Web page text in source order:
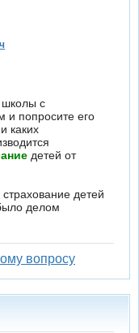
школы с
и попросите его
каких
детей от
детей
делом
вопросу